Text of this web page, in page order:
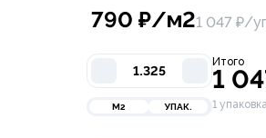
790 ₽/м21 047 ₽/
М2 УПАК.
Итого
1
1